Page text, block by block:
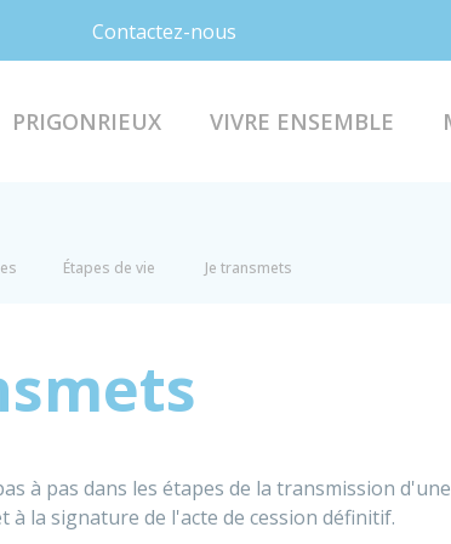
Contactez-nous
PRIGONRIEUX VIVRE ENSEMBLE
Étapes de vie Je transmets
à pas dans les étapes de la transmission
la signature de l'acte de cession définitif.